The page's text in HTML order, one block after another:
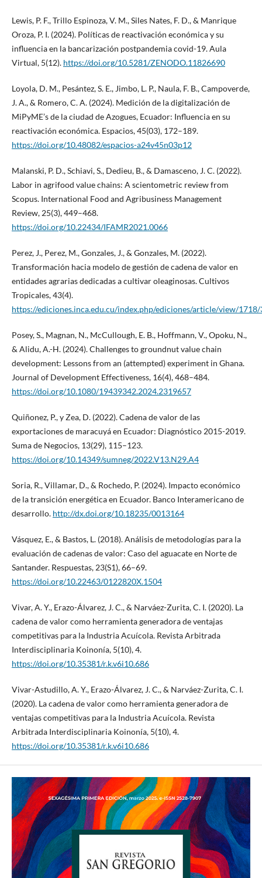
Lewis, P. F., Trillo Espinoza, V. M., Siles Nates, F. D., & Manrique
Oroza, P. I. (2024). Políticas de reactivación económica y su
influencia en la bancarización postpandemia covid-19. Aula
Virtual, 5(12). https://doi.org/10.5281/ZENODO.11826690
Loyola, D. M., Pesántez, S. E., Jimbo, L. P., Naula, F. B., Campoverde,
J. A., & Romero, C. A. (2024). Medición de la digitalización de
MiPyME’s de la ciudad de Azogues, Ecuador: Influencia en su
reactivación económica. Espacios, 45(03), 172–189.
https://doi.org/10.48082/espacios-a24v45n03p12
Malanski, P. D., Schiavi, S., Dedieu, B., & Damasceno, J. C. (2022).
Labor in agrifood value chains: A scientometric review from
Scopus. International Food and Agribusiness Management
Review, 25(3), 449–468.
https://doi.org/10.22434/IFAMR2021.0066
Perez, J., Perez, M., Gonzales, J., & Gonzales, M. (2022).
Transformación hacia modelo de gestión de cadena de valor en
entidades agrarias dedicadas a cultivar oleaginosas. Cultivos
Tropicales, 43(4).
https://ediciones.inca.edu.cu/index.php/ediciones/article/view/
Posey, S., Magnan, N., McCullough, E. B., Hoffmann, V., Opoku, N.,
& Alidu, A.-H. (2024). Challenges to groundnut value chain
development: Lessons from an (attempted) experiment in Ghana.
Journal of Development Effectiveness, 16(4), 468–484.
https://doi.org/10.1080/19439342.2024.2319657
Quiñonez, P., y Zea, D. (2022). Cadena de valor de las
exportaciones de maracuyá en Ecuador: Diagnóstico 2015-2019.
Suma de Negocios, 13(29), 115–123.
https://doi.org/10.14349/sumneg/2022.V13.N29.A4
Soria, R., Villamar, D., & Rochedo, P. (2024). Impacto económico
de la transición energética en Ecuador. Banco Interamericano de
desarrollo. http://dx.doi.org/10.18235/0013164
Vásquez, E., & Bastos, L. (2018). Análisis de metodologías para la
evaluación de cadenas de valor: Caso del aguacate en Norte de
Santander. Respuestas, 23(S1), 66–69.
https://doi.org/10.22463/0122820X.1504
Vivar, A. Y., Erazo-Álvarez, J. C., & Narváez-Zurita, C. I. (2020). La
cadena de valor como herramienta generadora de ventajas
competitivas para la Industria Acuícola. Revista Arbitrada
Interdisciplinaria Koinonía, 5(10), 4.
https://doi.org/10.35381/r.k.v6i10.686
Vivar-Astudillo, A. Y., Erazo-Álvarez, J. C., & Narváez-Zurita, C. I.
(2020). La cadena de valor como herramienta generadora de
ventajas competitivas para la Industria Acuícola. Revista
Arbitrada Interdisciplinaria Koinonía, 5(10), 4.
https://doi.org/10.35381/r.k.v6i10.686